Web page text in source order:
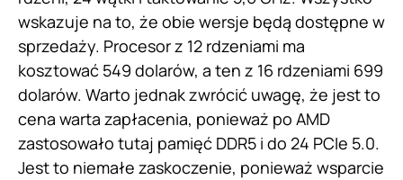
wskazuje na to, że obie wersje będą dostępne w
sprzedaży. Procesor z 12 rdzeniami ma
kosztować 549 dolarów, a ten z 16 rdzeniami 699
dolarów. Warto jednak zwrócić uwagę, że jest to
cena warta zapłacenia, ponieważ po AMD
zastosowało tutaj pamięć DDR5 i do 24 PCIe 5.0.
Jest to niemałe zaskoczenie, ponieważ wsparcie